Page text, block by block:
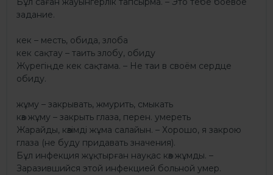
задание.
кек – месть, обида, злоба
кек сақтау – таить злобу, обиду
Жүрегіңде кек сақтама. – Не таи в своём сердце
обиду.
жұму – закрывать, жмурить, смыкать
көз жұму – закрыть глаза, перен. умереть
Жарайды, көзімді жұма салайын. – Хорошо, я закрою
глаза (не буду придавать значения).
Бұл инфекция жұқтырған науқас көз жұмды. –
Заразившийся этой инфекцией больной умер.